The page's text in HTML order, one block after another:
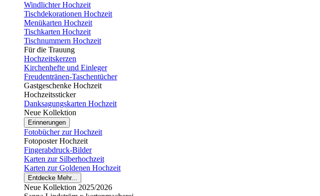
Windlichter Hochzeit
Tischdekorationen Hochzeit
Menükarten Hochzeit
Tischkarten Hochzeit
Tischnummern Hochzeit
Für die Trauung
Hochzeitskerzen
Kirchenhefte und Einleger
Freudentränen-Taschentücher
Gastgeschenke Hochzeit
Hochzeitssticker
Danksagungskarten Hochzeit
Neue Kollektion
Erinnerungen
Fotobücher zur Hochzeit
Fotoposter Hochzeit
Fingerabdruck-Bilder
Karten zur Silberhochzeit
Karten zur Goldenen Hochzeit
Entdecke Mehr...
Neue Kollektion 2025/2026